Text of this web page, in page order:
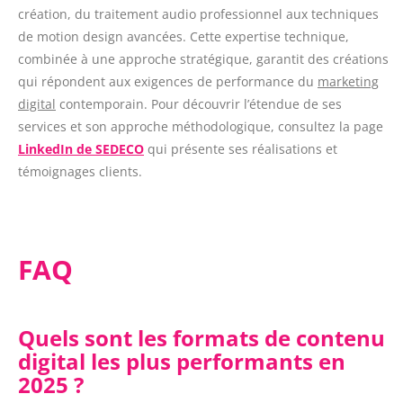
création, du traitement audio professionnel aux techniques
de motion design avancées. Cette expertise technique,
combinée à une approche stratégique, garantit des créations
qui répondent aux exigences de performance du marketing
digital contemporain. Pour découvrir l’étendue de ses
services et son approche méthodologique, consultez la page
LinkedIn de SEDECO qui présente ses réalisations et
témoignages clients.
FAQ
Quels sont les formats de contenu
digital les plus performants en
2025 ?